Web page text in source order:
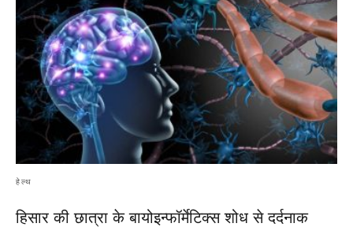
हेल्थ
हिसार की छात्रा के बायोइन्फॉर्मेटिक्स शोध से दर्दनाक